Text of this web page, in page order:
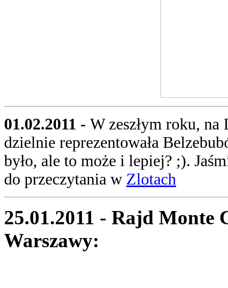
01.02.2011 - W zeszłym roku,
dzielnie reprezentowała
było, ale to może i lepiej? ;).
do przeczytania w Zlotach
25.01.2011 - Rajd
Warszawy: